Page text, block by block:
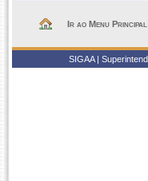
Ir ao Menu Principal
SIGAA |